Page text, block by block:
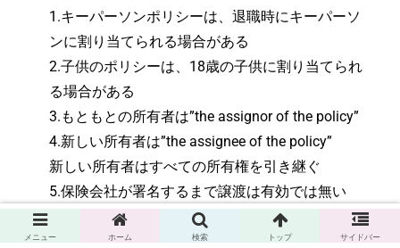
1.キーパーソンポリシーは、退職時にキーパーソ
ンに割り当てられる場合がある
2.子供のポリシーは、18歳の子供に割り当てられ
る場合がある
3.もともとの所有者は”the assignor of the policy”
4.新しい所有者は”the assignee of the policy”
新しい所有者はすべての所有権を引き継ぐ
5.保険会社が署名するまで譲渡は有効では無い
Collateral assignment（担保の譲渡）は一時的なも
の
メニュー ホーム 検索 トップ サイドバー